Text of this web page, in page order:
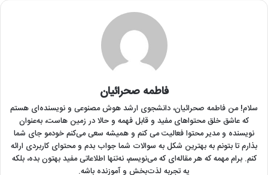
فاطمه صحرائیان
سلام! من فاطمه صحرائیان‌، دانشجوی ارشد هوش مصنوعی و نویسنده‌ای هستم
که عاشق خلق محتواهای مفید و قابل فهمه و حالا در زمین هاست، به‌عنوان
نویسنده و مدیر محتوا فعالیت می کنم و همیشه سعی می‌کنم خودمو جای شما
بذارم تا بتونم به بهترین شکل به سوالات شما جواب بدم و محتوای کاربردی ارائه
کنم. برام مهمه که هر مقاله‌ای که می‌نویسم، نه‌تنها اطلاعاتی مفید بهتون بده، بلکه
یه تجربه لذت‌بخش و آموزنده باشه.